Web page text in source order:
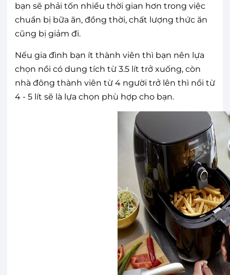
bạn sẽ phải tốn nhiều thời gian hơn trong việc
chuẩn bị bữa ăn, đồng thời, chất lượng thức ăn
cũng bị giảm đi.
Nếu gia đình bạn ít thành viên thì bạn nên lựa
chọn nồi có dung tích từ 3.5 lít trở xuống, còn
nhà đông thành viên từ 4 người trở lên thì nồi từ
4 - 5 lít sẽ là lựa chọn phù hợp cho bạn.